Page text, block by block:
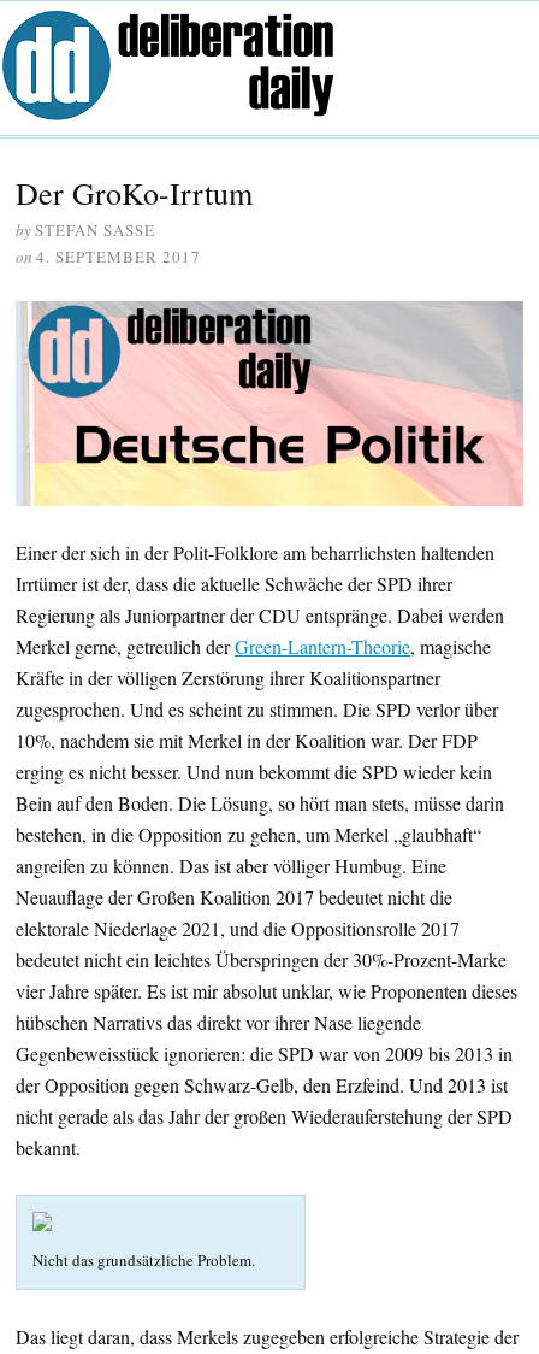
Der GroKo-Irrtum
bySTEFAN SASSE
on 4. SEPTEMBER 2017
Einer der sich in der Polit-Folklore am beharrlichsten haltenden
Irrtümer ist der, dass die aktuelle Schwäche der SPD ihrer
Regierung als Juniorpartner der CDU entspränge. Dabei werden
Merkel gerne, getreulich derGreen-Lantern-Theorie, magische
Kräfte in der völligen Zerstörung ihrer Koalitionspartner
zugesprochen. Und es scheint zu stimmen. Die SPD verlor über
10%, nachdem sie mit Merkel in der Koalition war. Der FDP
erging es nicht besser. Und nun bekommt die SPD wieder kein
Bein auf den Boden. Die Lösung, so hört man stets, müsse darin
bestehen, in die Opposition zu gehen, um Merkel „glaubhaft“
angreifen zu können. Das ist aber völliger Humbug. Eine
Neuauflage der Großen Koalition 2017 bedeutet nicht die
elektorale Niederlage 2021, und die Oppositionsrolle 2017
bedeutet nicht ein leichtes Überspringen der 30%-Prozent-Marke
vier Jahre später. Es ist mir absolut unklar, wie Proponenten dieses
hübschen Narrativs das direkt vor ihrer Nase liegende
Gegenbeweisstück ignorieren: die SPD war von 2009 bis 2013 in
der Opposition gegen Schwarz-Gelb, den Erzfeind. Und 2013 ist
nicht gerade als das Jahr der großen Wiederauferstehung der SPD
bekannt.
Nicht das grundsätzliche Problem.
Das liegt daran, dass Merkels zugegeben erfolgreiche Strategie der